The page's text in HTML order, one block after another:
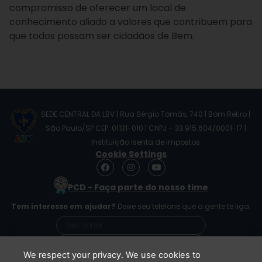
compromisso de oferecer um local de
conhecimento aliado a valores que contribuem para
que todos possam ser cidadãos de Bem.
SEDE CENTRAL DA LBV | Rua Sérgio Tomás, 740 | Bom Retiro |
São Paulo/SP CEP: 01131-010 | CNPJ – 33.915.604/0001-17 |
Instituição isenta de impostos
Cookie Settings
F
a
e
o
o
I
n
s
t
g
r
m
Y
o
t
b
e
PCD - Faça parte do nosso time
Tem interesse em ajudar? Deixe seu telefone que a gente te liga.
We respect your privacy. We use cookies to